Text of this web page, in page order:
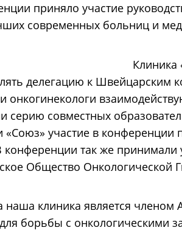
приняло участие
современных больниц и
Клиника
делегацию к
онкогинекологи
серию совместных
«Союз» участие в конференции
конференции так же принимали
Общество Онкологической
наша клиника является
борьбы с онкологическими